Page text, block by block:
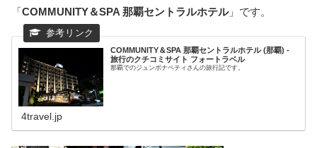
「COMMUNITY＆SPA 那覇セントラルホテル」です。
COMMUNITY＆SPA 那覇セントラルホテル (那覇) -
旅行のクチコミサイト フォートラベル
那覇でのジュンボナペティさんの旅行記です。
4travel.jp